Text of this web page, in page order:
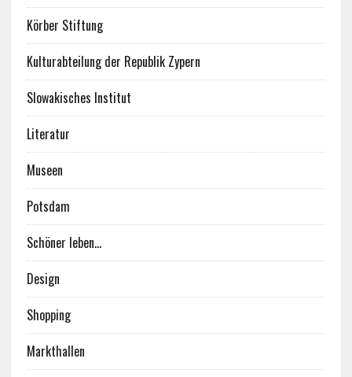
Körber Stiftung
Kulturabteilung der Republik Zypern
Slowakisches Institut
Literatur
Museen
Potsdam
Schöner leben…
Design
Shopping
Markthallen